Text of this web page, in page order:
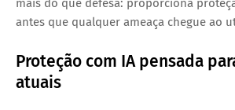
mais do que defesa: proporciona
antes que qualquer ameaça chegue ao
Proteção com IA pensada
atuais